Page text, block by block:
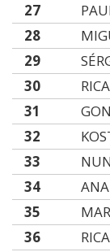
27
28
29
30
31
32
33
34
35
36